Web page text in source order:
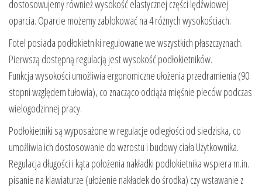
dostosowujemy również wysokość elastycznej części lędźwiowej
oparcia. Oparcie możemy zablokować na 4 różnych wysokościach.
Fotel posiada podłokietniki regulowane we wszystkich płaszczyznach.
Pierwszą dostępną regulacją jest wysokość podłokietników.
Funkcja wysokości umożliwia ergonomiczne ułożenia przedramienia (90
stopni względem tułowia), co znacząco odciąża mięśnie pleców podczas
wielogodzinnej pracy.
Podłokietniki są wyposażone w regulacje odległości od siedziska, co
umożliwia ich dostosowanie do wzrostu i budowy ciała Użytkownika.
Regulacja długości i kąta położenia nakładki podłokietnika wspiera m.in.
pisanie na klawiaturze (ułożenie nakładek do środka) czy wstawanie z